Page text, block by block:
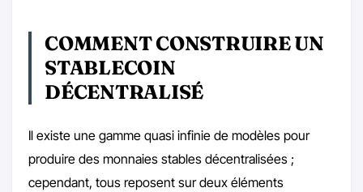
COMMENT CONSTRUIRE UN
STABLECOIN
DÉCENTRALISÉ
Il existe une gamme quasi infinie de modèles pour
produire des monnaies stables décentralisées ;
cependant, tous reposent sur deux éléments